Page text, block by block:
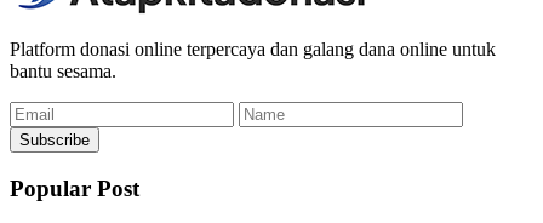
Platform donasi online terpercaya dan galang dana online untuk
bantu sesama.
Email
Name
Subscribe
Popular Post